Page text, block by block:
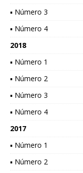
▪ Número 3
▪ Número 4
2018
▪ Número 1
▪ Número 2
▪ Número 3
▪ Número 4
2017
▪ Número 1
▪ Número 2